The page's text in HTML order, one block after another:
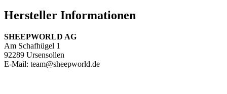
Hersteller Informationen
SHEEPWORLD AG
Am Schafhügel 1
92289 Ursensollen
E-Mail: team@sheepworld.de